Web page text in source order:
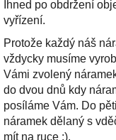
Ihned po obdržení
vyřízení.
Protože každý náš
vždycky musíme
Vámi zvolený
do dvou dnů kdy
posíláme Vám. Do
náramek dělaný s
mít na ruce :).